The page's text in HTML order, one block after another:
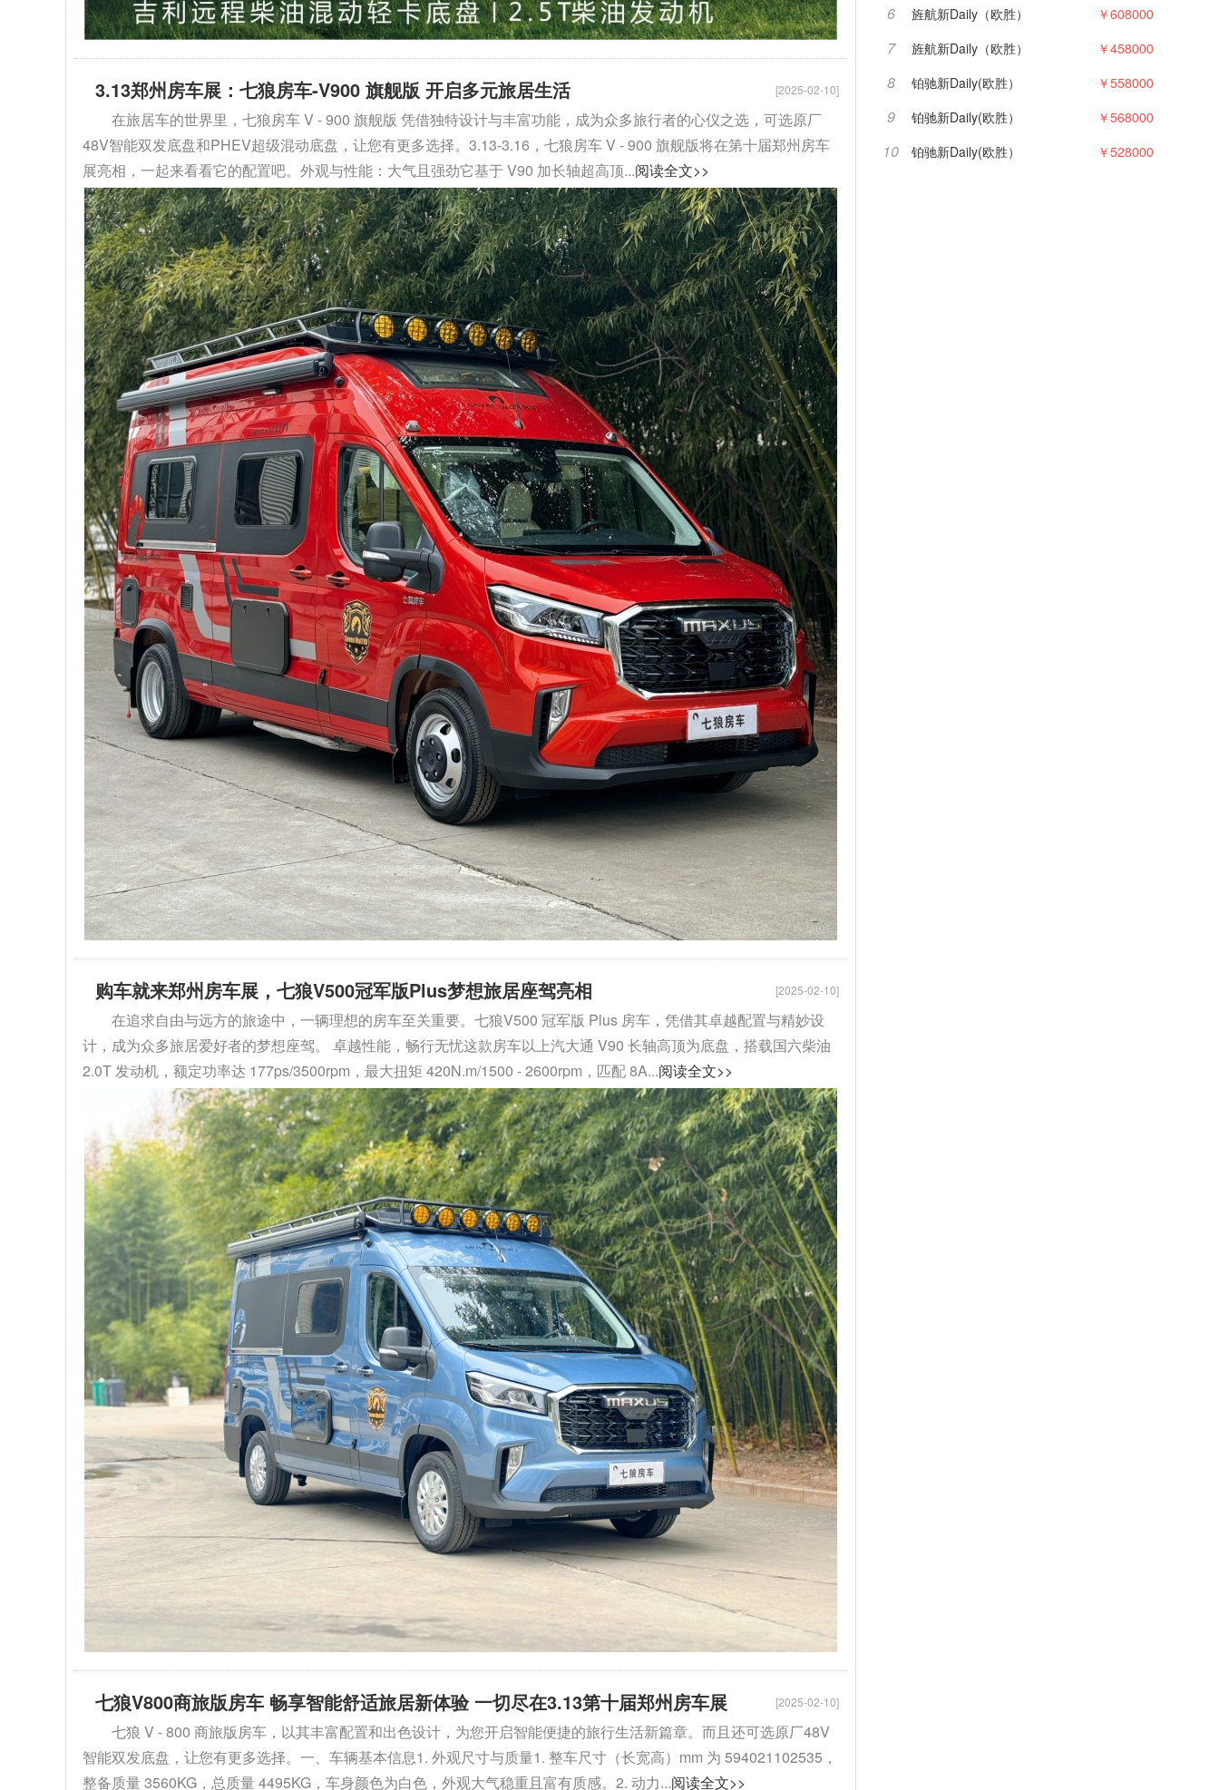
3.13郑州房车展：七狼房车-V900 旗舰版 开启多元旅居生活 [2025-02-10]
在旅居车的世界里，七狼房车 V - 900 旗舰版 凭借独特设计与丰富功能，成为众多旅行者的心仪之选，可选原厂
48V智能双发底盘和PHEV超级混动底盘，让您有更多选择。3.13-3.16，七狼房车 V - 900 旗舰版将在第十届郑州房车
展亮相，一起来看看它的配置吧。外观与性能：大气且强劲它基于 V90 加长轴超高顶...阅读全文>>
购车就来郑州房车展，七狼V500冠军版Plus梦想旅居座驾亮相 [2025-02-10]
在追求自由与远方的旅途中，一辆理想的房车至关重要。七狼V500 冠军版 Plus 房车，凭借其卓越配置与精妙设
计，成为众多旅居爱好者的梦想座驾。 卓越性能，畅行无忧这款房车以上汽大通 V90 长轴高顶为底盘，搭载国六柴油
2.0T 发动机，额定功率达 177ps/3500rpm，最大扭矩 420N.m/1500 - 2600rpm，匹配 8A...阅读全文>>
七狼V800商旅版房车 畅享智能舒适旅居新体验 一切尽在3.13第十届郑州房车展 [2025-02-10]
七狼 V - 800 商旅版房车，以其丰富配置和出色设计，为您开启智能便捷的旅行生活新篇章。而且还可选原厂48V
智能双发底盘，让您有更多选择。一、车辆基本信息1. 外观尺寸与质量1. 整车尺寸（长宽高）mm 为 594021102535，
整备质量 3560KG，总质量 4495KG，车身颜色为白色，外观大气稳重且富有质感。2. 动力...阅读全文>>
6 旌航新Daily（欧胜） ￥608000
7 旌航新Daily（欧胜） ￥458000
8 铂驰新Daily(欧胜） ￥558000
9 铂驰新Daily(欧胜） ￥568000
10 铂驰新Daily(欧胜） ￥528000